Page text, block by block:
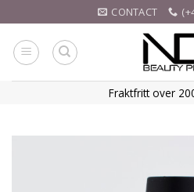
to
content
CONTACT
Fraktfritt over